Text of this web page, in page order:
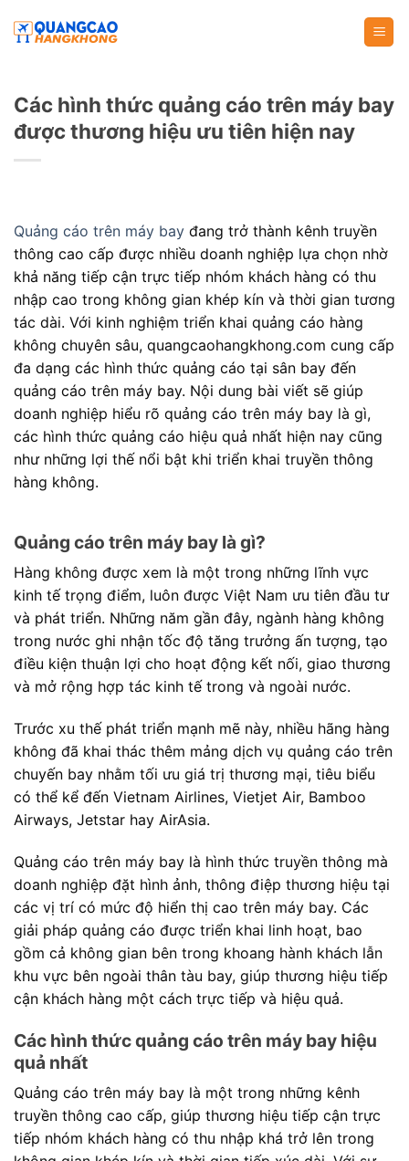
Các hình thức quảng cáo trên máy bay
được thương hiệu ưu tiên hiện nay
Quảng cáo trên máy bay đang trở thành kênh truyền
thông cao cấp được nhiều doanh nghiệp lựa chọn nhờ
khả năng tiếp cận trực tiếp nhóm khách hàng có thu
nhập cao trong không gian khép kín và thời gian tương
tác dài. Với kinh nghiệm triển khai quảng cáo hàng
không chuyên sâu, quangcaohangkhong.com cung cấp
đa dạng các hình thức quảng cáo tại sân bay đến
quảng cáo trên máy bay. Nội dung bài viết sẽ giúp
doanh nghiệp hiểu rõ quảng cáo trên máy bay là gì,
các hình thức quảng cáo hiệu quả nhất hiện nay cũng
như những lợi thế nổi bật khi triển khai truyền thông
hàng không.
Quảng cáo trên máy bay là gì?
Hàng không được xem là một trong những lĩnh vực
kinh tế trọng điểm, luôn được Việt Nam ưu tiên đầu tư
và phát triển. Những năm gần đây, ngành hàng không
trong nước ghi nhận tốc độ tăng trưởng ấn tượng, tạo
điều kiện thuận lợi cho hoạt động kết nối, giao thương
và mở rộng hợp tác kinh tế trong và ngoài nước.
Trước xu thế phát triển mạnh mẽ này, nhiều hãng hàng
không đã khai thác thêm mảng dịch vụ quảng cáo trên
chuyến bay nhằm tối ưu giá trị thương mại, tiêu biểu
có thể kể đến Vietnam Airlines, Vietjet Air, Bamboo
Airways, Jetstar hay AirAsia.
Quảng cáo trên máy bay là hình thức truyền thông mà
doanh nghiệp đặt hình ảnh, thông điệp thương hiệu tại
các vị trí có mức độ hiển thị cao trên máy bay. Các
giải pháp quảng cáo được triển khai linh hoạt, bao
gồm cả không gian bên trong khoang hành khách lẫn
khu vực bên ngoài thân tàu bay, giúp thương hiệu tiếp
cận khách hàng một cách trực tiếp và hiệu quả.
Các hình thức quảng cáo trên máy bay hiệu
quả nhất
Quảng cáo trên máy bay là một trong những kênh
truyền thông cao cấp, giúp thương hiệu tiếp cận trực
tiếp nhóm khách hàng có thu nhập khá trở lên trong